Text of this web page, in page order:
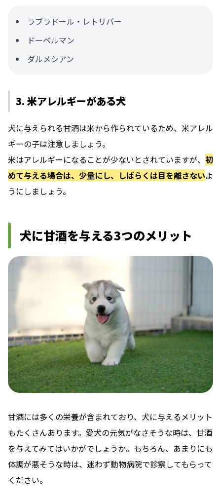
ラブラドール・レトリバー
ドーベルマン
ダルメシアン
3. 米アレルギーがある犬
犬に与えられる甘酒は米から作られているため、米アレル
ギーの子は注意しましょう。
米はアレルギーになることが少ないとされていますが、 初
めて与える場合は、少量にし、しばらくは目を離さないよ
うにしましょう。
犬に甘酒を与える3つのメリット
甘酒には多くの栄養が含まれており、犬に与えるメリット
もたくさんあります。愛犬の元気がなさそうな時は、甘酒
を与えてみてはいかがでしょうか。もちろん、あまりにも
体調が悪そうな時は、迷わず動物病院で診察してもらって
ください。